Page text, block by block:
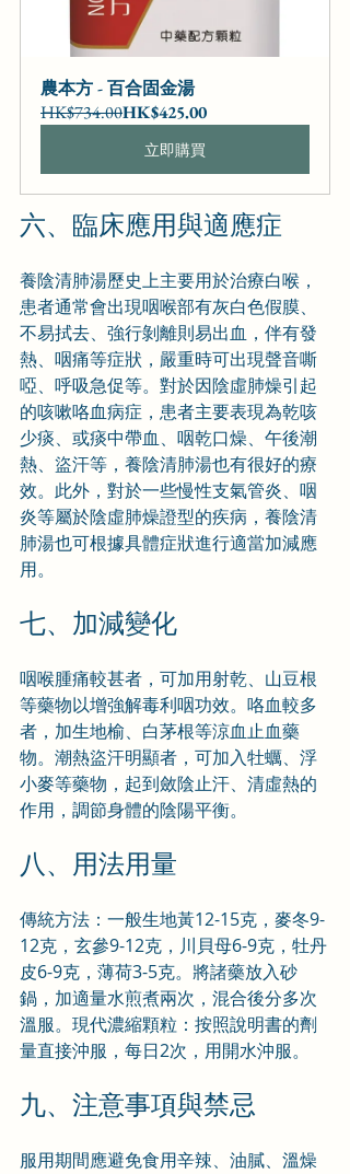
農本方 - 百合固金湯
HK$734.00HK$425.00
立即購買
六、臨床應用與適應症
養陰清肺湯歷史上主要用於治療白喉，
患者通常會出現咽喉部有灰白色假膜、
不易拭去、強行剝離則易出血，伴有發
熱、咽痛等症狀，嚴重時可出現聲音嘶
啞、呼吸急促等。對於因陰虛肺燥引起
的咳嗽咯血病症，患者主要表現為乾咳
少痰、或痰中帶血、咽乾口燥、午後潮
熱、盜汗等，養陰清肺湯也有很好的療
效。此外，對於一些慢性支氣管炎、咽
炎等屬於陰虛肺燥證型的疾病，養陰清
肺湯也可根據具體症狀進行適當加減應
用。
七、加減變化
咽喉腫痛較甚者，可加用射乾、山豆根
等藥物以增強解毒利咽功效。咯血較多
者，加生地榆、白茅根等涼血止血藥
物。潮熱盜汗明顯者，可加入牡蠣、浮
小麥等藥物，起到斂陰止汗、清虛熱的
作用，調節身體的陰陽平衡。
八、用法用量
傳統方法：一般生地黃12-15克，麥冬9-
12克，玄參9-12克，川貝母6-9克，牡丹
皮6-9克，薄荷3-5克。將諸藥放入砂
鍋，加適量水煎煮兩次，混合後分多次
溫服。現代濃縮顆粒：按照說明書的劑
量直接沖服，每日2次，用開水沖服。
九、注意事項與禁忌
服用期間應避免食用辛辣、油膩、溫燥